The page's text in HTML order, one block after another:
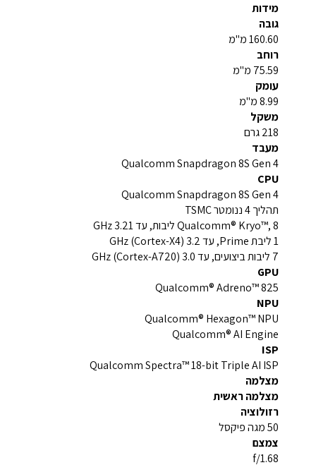
מידות
גובה
160.60 מ"מ
רוחב
75.59 מ"מ
עומק
8.99 מ"מ
משקל
218 גרם
מעבד
Qualcomm Snapdragon 8S Gen 4
CPU
Qualcomm Snapdragon 8S Gen 4
תהליך 4 ננומטר TSMC
Qualcomm® Kryo™, 8 ליבות, עד 3.21 GHz
1 ליבת Prime, עד 3.2 GHz (Cortex-X4)
7 ליבות ביצועים, עד 3.0 GHz (Cortex-A720)
GPU
Qualcomm® Adreno™ 825
NPU
Qualcomm® Hexagon™ NPU
Qualcomm® AI Engine
ISP
Qualcomm Spectra™ 18-bit Triple AI ISP
מצלמה
מצלמה ראשית
רזולוציה
50 מגה פיקסל
צמצם
f/1.68